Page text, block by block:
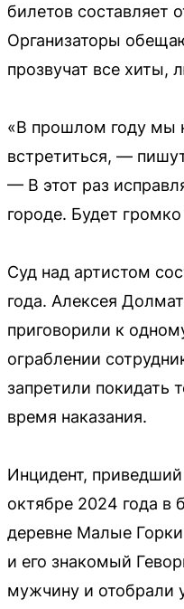
билетов составляет
Организаторы
прозвучат все хиты,
«В прошлом году мы
встретиться, —
— В этот раз
городе. Будет
Суд над артистом
года. Алексея
приговорили к
ограблении
запретили покидать
время наказания.
Инцидент,
октябре 2024 года в
деревне Малые
и его знакомый
мужчину и отобрали